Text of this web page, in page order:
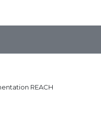
REACH